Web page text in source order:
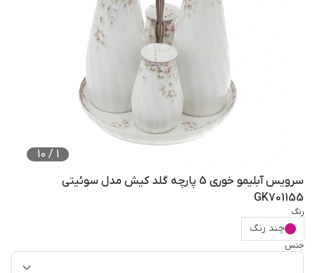
1
/
10
سرویس آبلیمو خوری 5 پارچه گلد کیش مدل سوئیتی
GK701155
رنگ
چند رنگ
جنس